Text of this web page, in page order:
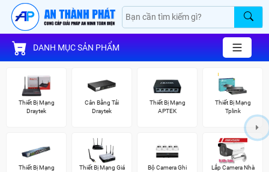
DANH MỤC SẢN PHẨM
Thiết Bị Mạng
Draytek
Cân Bằng Tải
Draytek
Thiết Bị Mạng
APTEK
Thiết Bị Mạng
Tplink
Thiết Bị Mạng
Thiết Bị Mạng Giá
Bộ Camera Ghi
Lắp Camera Nhà